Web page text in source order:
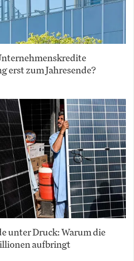
erst zum Jahresende?
unter Druck: Warum die
aufbringt